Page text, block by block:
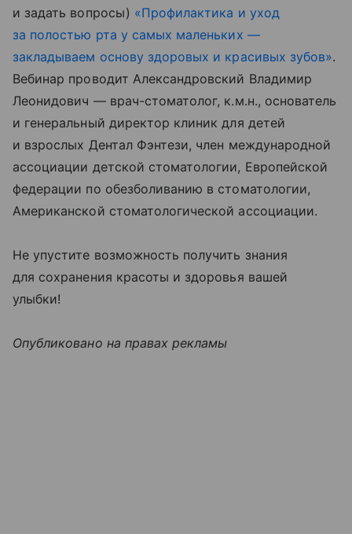
и задать вопросы) «Профилактика и уход
за полостью рта у самых маленьких —
закладываем основу здоровых и красивых зубов».
Вебинар проводит Александровский Владимир
Леонидович — врач-стоматолог, к.м.н., основатель
и генеральный директор клиник для детей
и взрослых Дентал Фэнтези, член международной
ассоциации детской стоматологии, Европейской
федерации по обезболиванию в стоматологии,
Американской стоматологической ассоциации.
Не упустите возможность получить знания
для сохранения красоты и здоровья вашей
улыбки!
Опубликовано на правах рекламы